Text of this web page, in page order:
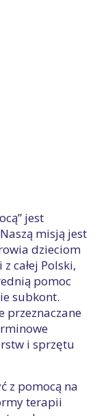
jest
misją jest
dzieciom
całej Polski,
pomoc
subkont.
przeznaczane
i sprzętu
z pomocą na
terapii